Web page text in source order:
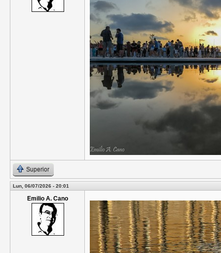
Superior
Lun, 06/07/2026 - 20:01
Emilio A. Cano